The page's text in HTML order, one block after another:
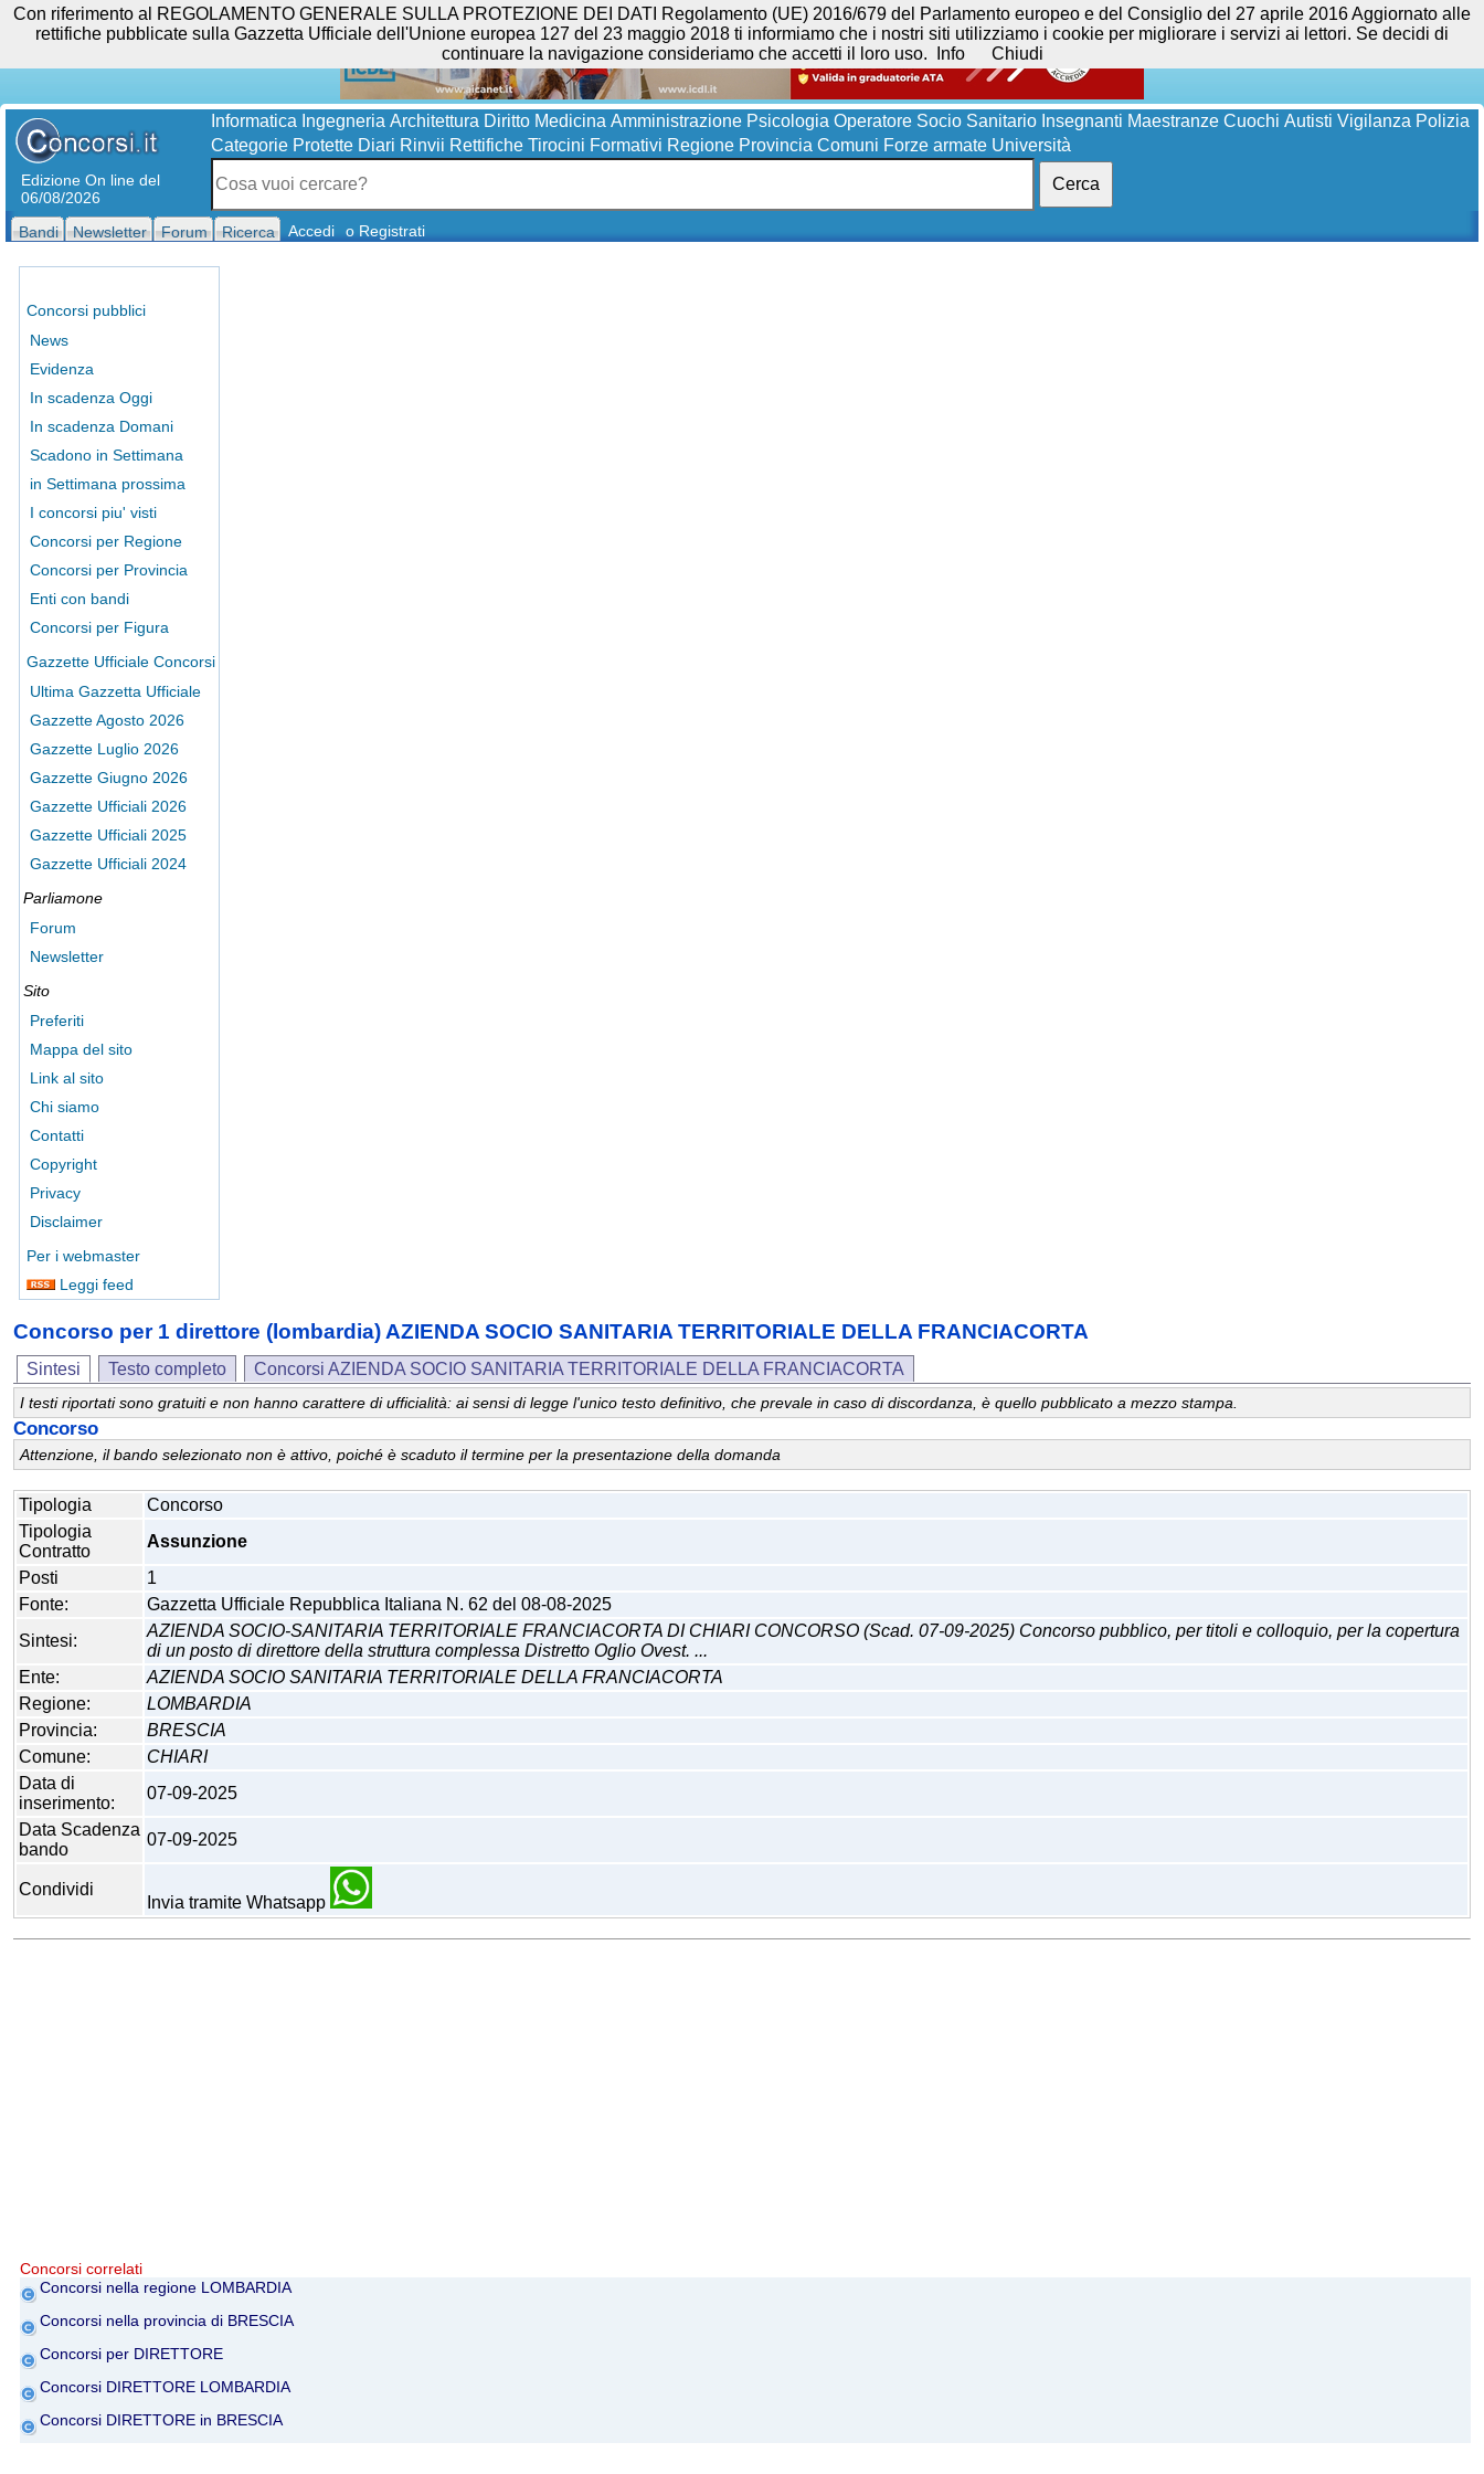
Edizione On line del
06/08/2026
Informatica Ingegneria Architettura Diritto Medicina Amministrazione Psicologia Operatore Socio Sanitario Insegnanti Maestranze Cuochi Autisti Vigilanza Polizia
Categorie Protette Diari Rinvii Rettifiche Tirocini Formativi Regione Provincia Comuni Forze armate Università
Cerca
Bandi Newsletter Forum Ricerca Accedi o Registrati
Concorsi pubblici
News
Evidenza
In scadenza Oggi
In scadenza Domani
Scadono in Settimana
in Settimana prossima
I concorsi piu' visti
Concorsi per Regione
Concorsi per Provincia
Enti con bandi
Concorsi per Figura
Gazzette Ufficiale Concorsi
Ultima Gazzetta Ufficiale
Gazzette Agosto 2026
Gazzette Luglio 2026
Gazzette Giugno 2026
Gazzette Ufficiali 2026
Gazzette Ufficiali 2025
Gazzette Ufficiali 2024
Parliamone
Forum
Newsletter
Sito
Preferiti
Mappa del sito
Link al sito
Chi siamo
Contatti
Copyright
Privacy
Disclaimer
Per i webmaster
Leggi feed
Concorso per 1 direttore (lombardia) AZIENDA SOCIO SANITARIA TERRITORIALE DELLA FRANCIACORTA
Sintesi Testo completo Concorsi AZIENDA SOCIO SANITARIA TERRITORIALE DELLA FRANCIACORTA
I testi riportati sono gratuiti e non hanno carattere di ufficialità: ai sensi di legge l'unico testo definitivo, che prevale in caso di discordanza, è quello pubblicato a mezzo stampa.
Concorso
Attenzione, il bando selezionato non è attivo, poiché è scaduto il termine per la presentazione della domanda
Tipologia
Concorso
Tipologia
Contratto
Assunzione
Posti
1
Fonte:
Gazzetta Ufficiale Repubblica Italiana N. 62 del 08-08-2025
Sintesi:
AZIENDA SOCIO-SANITARIA TERRITORIALE FRANCIACORTA DI CHIARI CONCORSO (Scad. 07-09-2025) Concorso pubblico, per titoli e colloquio, per la copertura
di un posto di direttore della struttura complessa Distretto Oglio Ovest. ...
Ente:
AZIENDA SOCIO SANITARIA TERRITORIALE DELLA FRANCIACORTA
Regione:
LOMBARDIA
Provincia:
BRESCIA
Comune:
CHIARI
Data di
inserimento:
07-09-2025
Data Scadenza
bando
07-09-2025
Condividi
Invia tramite Whatsapp
Concorsi correlati
Concorsi nella regione LOMBARDIA
Concorsi nella provincia di BRESCIA
Concorsi per DIRETTORE
Concorsi DIRETTORE LOMBARDIA
Concorsi DIRETTORE in BRESCIA
Con riferimento al REGOLAMENTO GENERALE SULLA PROTEZIONE DEI DATI Regolamento (UE) 2016/679 del Parlamento europeo e del Consiglio del 27 aprile 2016 Aggiornato alle
rettifiche pubblicate sulla Gazzetta Ufficiale dell'Unione europea 127 del 23 maggio 2018 ti informiamo che i nostri siti utilizziamo i cookie per migliorare i servizi ai lettori. Se decidi di
continuare la navigazione consideriamo che accetti il loro uso.
Info Chiudi